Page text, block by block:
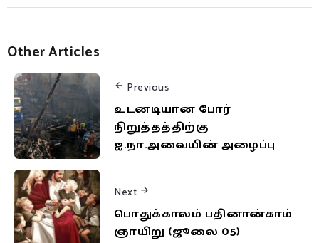
Other Articles
Previous
உடனடியான போர்
நிறுத்தத்திற்கு
ஐ.நா.அவையின் அழைப்பு
Next
பொதுக்காலம் பதினான்காம்
ஞாயிறு (ஜூலை 05)